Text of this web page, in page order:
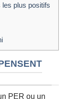
les plus positifs
PER ou un